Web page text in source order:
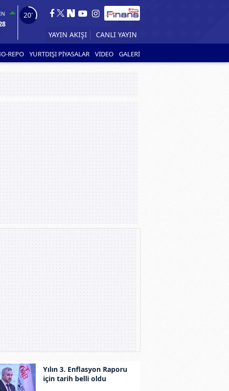
18'
YAYIN AKIŞI CANLI YAYIN
REPO YURTDIŞI PİYASALAR VİDEO GALERİ
Yılın 3. Enflasyon Raporu
için tarih belli oldu